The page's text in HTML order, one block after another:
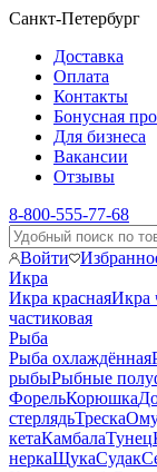
Санкт-Петербург
Доставка
Оплата
Контакты
Бонусная
Для бизнеса
Вакансии
Отзывы
8-800-555-77-68
Войти
Икра
Икра краснаяИкра
частиковая
Рыба
Рыба охлаждённая
рыбыРыбные
ФорельКорюшка
стерлядьТреска
кетаКамбалаТунец
неркаЩукаСудак